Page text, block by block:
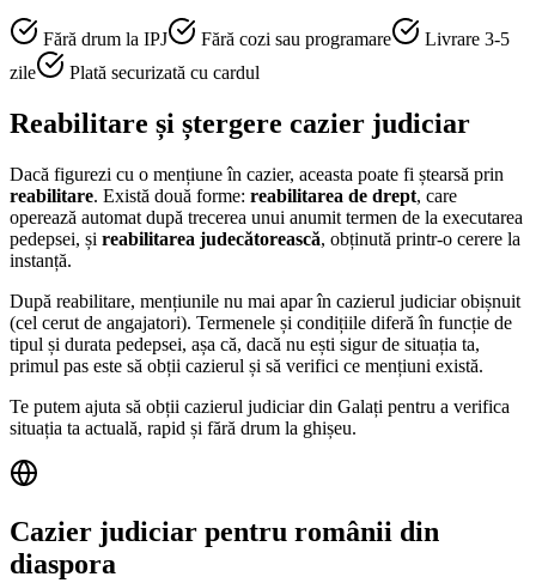
Fără drum la IPJ Fără cozi sau programare
Livrare 3-5
zile
Plată securizată cu cardul
Reabilitare și ștergere cazier judiciar
Dacă figurezi cu o mențiune în cazier, aceasta poate fi ștearsă prin
reabilitare. Există două forme: reabilitarea de drept, care
operează automat după trecerea unui anumit termen de la executarea
pedepsei, și reabilitarea judecătorească, obținută printr-o cerere la
instanță.
După reabilitare, mențiunile nu mai apar în cazierul judiciar obișnuit
(cel cerut de angajatori). Termenele și condițiile diferă în funcție de
tipul și durata pedepsei, așa că, dacă nu ești sigur de situația ta,
primul pas este să obții cazierul și să verifici ce mențiuni există.
Te putem ajuta să obții cazierul judiciar din Galați pentru a verifica
situația ta actuală, rapid și fără drum la ghișeu.
Cazier judiciar pentru românii din
diaspora